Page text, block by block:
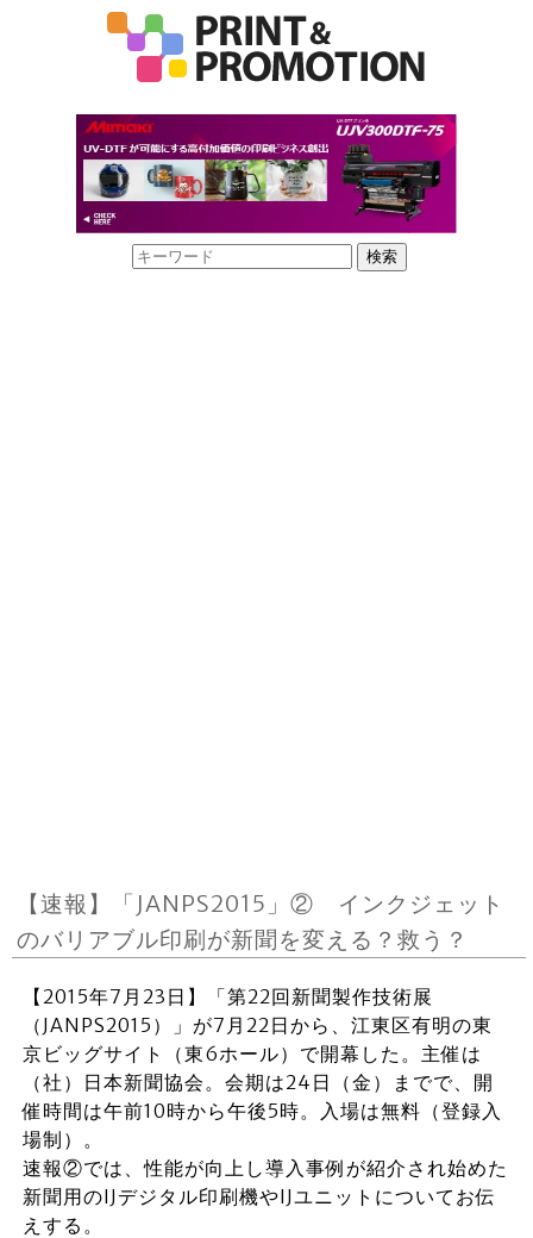
【速報】「JANPS2015」② インクジェット
のバリアブル印刷が新聞を変える？救う？
【2015年7月23日】「第22回新聞製作技術展
（JANPS2015）」が7月22日から、江東区有明の東
京ビッグサイト（東6ホール）で開幕した。主催は
（社）日本新聞協会。会期は24日（金）までで、開
催時間は午前10時から午後5時。入場は無料（登録入
場制）。
速報②では、性能が向上し導入事例が紹介され始めた
新聞用のIJデジタル印刷機やIJユニットについてお伝
えする。